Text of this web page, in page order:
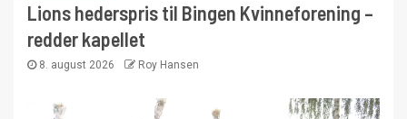
Lions hederspris til Bingen Kvinneforening –
redder kapellet
8. august 2026 Roy Hansen